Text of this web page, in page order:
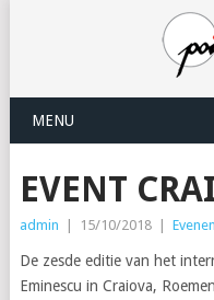
MENU
EVENT
admin 15/10/2018
De zesde editie van het
Eminescu in Craiova,